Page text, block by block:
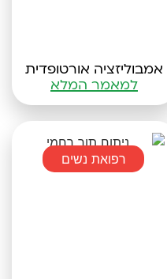
אמבוליזציה אורטופדית
למאמר המלא
רפואת נשים